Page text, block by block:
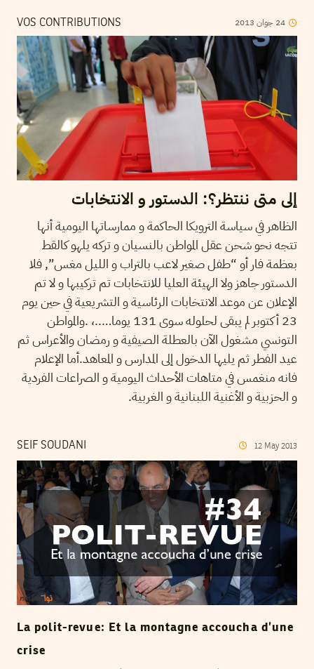
VOS CONTRIBUTIONS 24 جوان 2013
إلى متى ننتظر؟: الدستور و الانتخابات
الظاهر في سياسة الترويكا الحاكمة و ممارساتها اليومية أنها
تتجه نحو شحن عقل المواطن بالنسيان و تركه يلهو كالقط
بعظمة فار أو “طفل صغير لاعب بالتراب و الليل مغس”, فلا
الدستور جاهز ولا الهيئة العليا للانتخابات تم تركيبها و لا تم
الإعلان عن موعد الانتخابات الرئاسية و التشريعية في حين يوم
23 أكتوبر لم يبقى لحلوله سوى ‏131‏ يوما‏…..، .والمواطن
التونسي مشغول الآن بالعطلة الصيفية و رمضان والأعراس ثم
عيد الفطر ثم يليها الدخول إلى المدارس و المعاهد.أما الإعلام
فانه منغمس في متاهات الأحداث اليومية و الصراعات الفردية
و الحزبية و الأغنية اللبنانية و الغربية.
SEIF SOUDANI 12 May 2013
La polit-revue: Et la montagne accoucha d’une
crise